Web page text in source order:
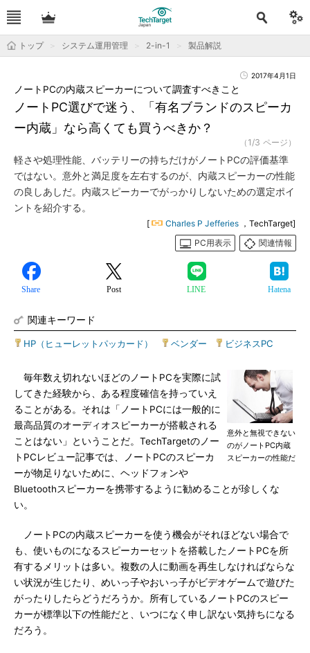
トップ システム運用管理 2-in-1 製品解説
2017年4月1日
ノートPC選びで迷う、「有名ブランドのスピーカ
ー内蔵」なら高くても買うべきか？
ノートPCの内蔵スピーカーについて調査すべきこと
（1/3 ページ）
軽さや処理性能、バッテリーの持ちだけがノートPCの評価基準
ではない。意外と満足度を左右するのが、内蔵スピーカーの性能
の良しあしだ。内蔵スピーカーでがっかりしないための選定ポイ
ントを紹介する。
[ Charles P Jefferies ，TechTarget]
PC用表示
関連情報
Share Post LINE Hatena
関連キーワード
HP（ヒューレットパッカード） ベンダー ビジネスPC
意外と無視できない
のがノートPC内蔵
スピーカーの性能だ
毎年数え切れないほどのノートPCを実際に試
してきた経験から、ある程度確信を持っていえ
ることがある。それは「ノートPCには一般的に
最高品質のオーディオスピーカーが搭載される
ことはない」ということだ。TechTargetのノー
トPCレビュー記事では、ノートPCのスピーカ
ーが物足りないために、ヘッドフォンや
Bluetoothスピーカーを携帯するように勧めることが珍しくな
い。
ノートPCの内蔵スピーカーを使う機会がそれほどない場合で
も、使いものになるスピーカーセットを搭載したノートPCを所
有するメリットは多い。複数の人に動画を再生しなければならな
い状況が生じたり、めいっ子やおいっ子がビデオゲームで遊びた
がったりしたらどうだろうか。所有しているノートPCのスピー
カーが標準以下の性能だと、いつになく申し訳ない気持ちになる
だろう。